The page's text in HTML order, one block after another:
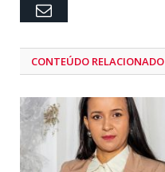
Email
CONTEÚDO RELACIONADO